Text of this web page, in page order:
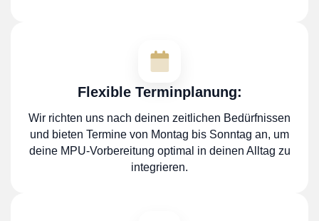
Flexible Terminplanung:
Wir richten uns nach deinen zeitlichen Bedürfnissen
und bieten Termine von Montag bis Sonntag an, um
deine MPU-Vorbereitung optimal in deinen Alltag zu
integrieren.